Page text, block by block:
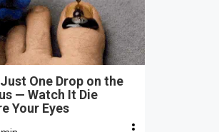
One Drop on the
— Watch It Die
Your Eyes